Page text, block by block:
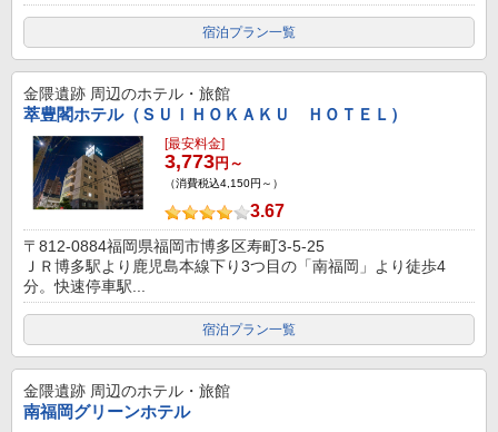
宿泊プラン一覧
金隈遺跡 周辺のホテル・旅館
萃豊閣ホテル（ＳＵＩＨＯＫＡＫＵ ＨＯＴＥＬ）
[最安料金]
3,773円～
（消費税込4,150円～）
3.67
〒812-0884福岡県福岡市博多区寿町3-5-25
ＪＲ博多駅より鹿児島本線下り3つ目の「南福岡」より徒歩4
分。快速停車駅...
宿泊プラン一覧
金隈遺跡 周辺のホテル・旅館
南福岡グリーンホテル